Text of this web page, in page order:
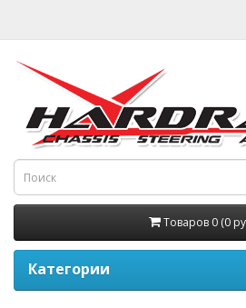
Товаров 0 (0
Категории